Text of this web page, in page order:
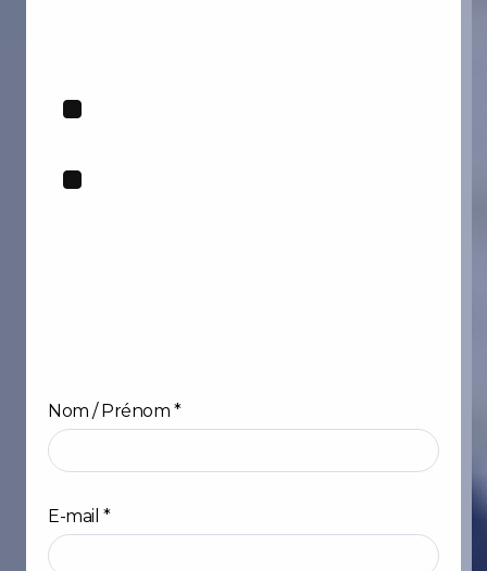
:
Nom / Prénom *
E-mail *